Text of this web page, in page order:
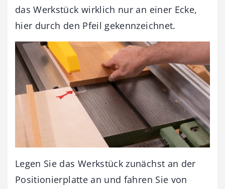
das Werkstück wirklich nur an einer Ecke,
hier durch den Pfeil gekennzeichnet.
Legen Sie das Werkstück zunächst an der
Positionierplatte an und fahren Sie von